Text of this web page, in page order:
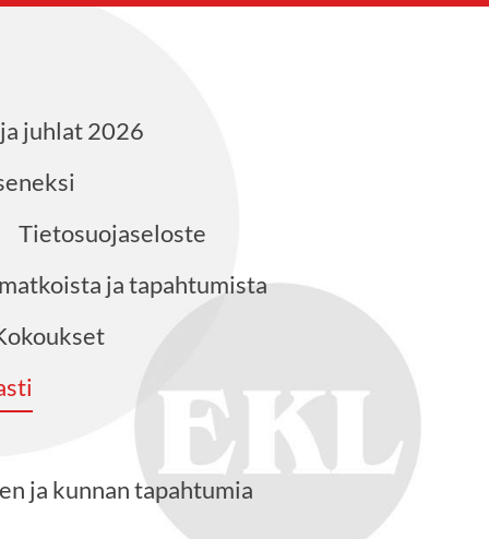
juhlat 2026
Tietosuojaseloste
ja tapahtumista
ja kunnan tapahtumia